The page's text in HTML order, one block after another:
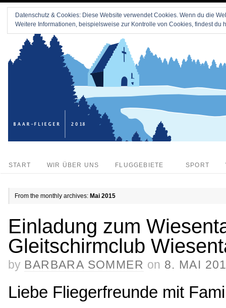
START WIR ÜBER UNS FLUGGEBIETE SPORT
From the monthly archives: Mai 2015
Einladung zum
Gleitschirmclub
by BARBARA SOMMER on 8. MAI
Liebe Fliegerfreunde mit
Datenschutz & Cookies: Diese Website verwendet Cookies. Wenn du die
Weitere Informationen, beispielsweise zur Kontrolle von Cookies, findest du